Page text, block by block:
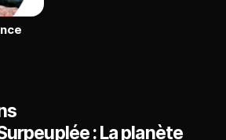
: La planète